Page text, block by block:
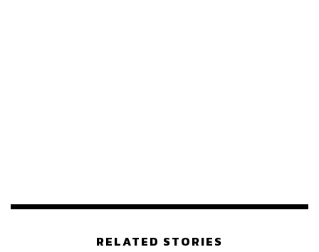
ลงอย่างมีนัยสำคัญในปีหน้าก็ตาม”
RELATED STORIES